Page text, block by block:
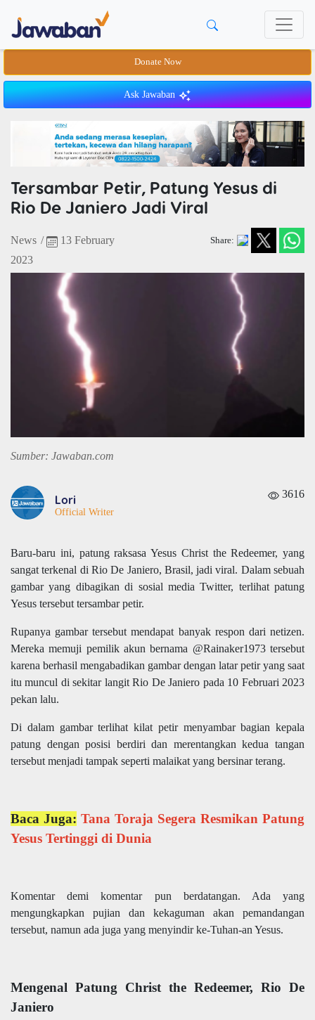
Donate Now
Ask Jawaban
Tersambar Petir, Patung Yesus di
Rio De Janiero Jadi Viral
News /
13 February
2023
Share:
Sumber: Jawaban.com
Lori
Official Writer
3616
Baru-baru ini, patung raksasa Yesus Christ the Redeemer, yang
sangat terkenal di Rio De Janiero, Brasil, jadi viral. Dalam sebuah
gambar yang dibagikan di sosial media Twitter, terlihat patung
Yesus tersebut tersambar petir.
Rupanya gambar tersebut mendapat banyak respon dari netizen.
Mereka memuji pemilik akun bernama @Rainaker1973 tersebut
karena berhasil mengabadikan gambar dengan latar petir yang saat
itu muncul di sekitar langit Rio De Janiero pada 10 Februari 2023
pekan lalu.
Di dalam gambar terlihat kilat petir menyambar bagian kepala
patung dengan posisi berdiri dan merentangkan kedua tangan
tersebut menjadi tampak seperti malaikat yang bersinar terang.
Baca Juga: Tana Toraja Segera Resmikan Patung
Yesus Tertinggi di Dunia
Komentar demi komentar pun berdatangan. Ada yang
mengungkapkan pujian dan kekaguman akan pemandangan
tersebut, namun ada juga yang menyindir ke-Tuhan-an Yesus.
Mengenal Patung Christ the Redeemer, Rio De
Janiero